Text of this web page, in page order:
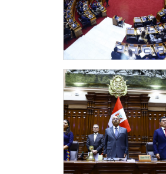
segundo día, luego de
tal como ocurre
OFICINA DE